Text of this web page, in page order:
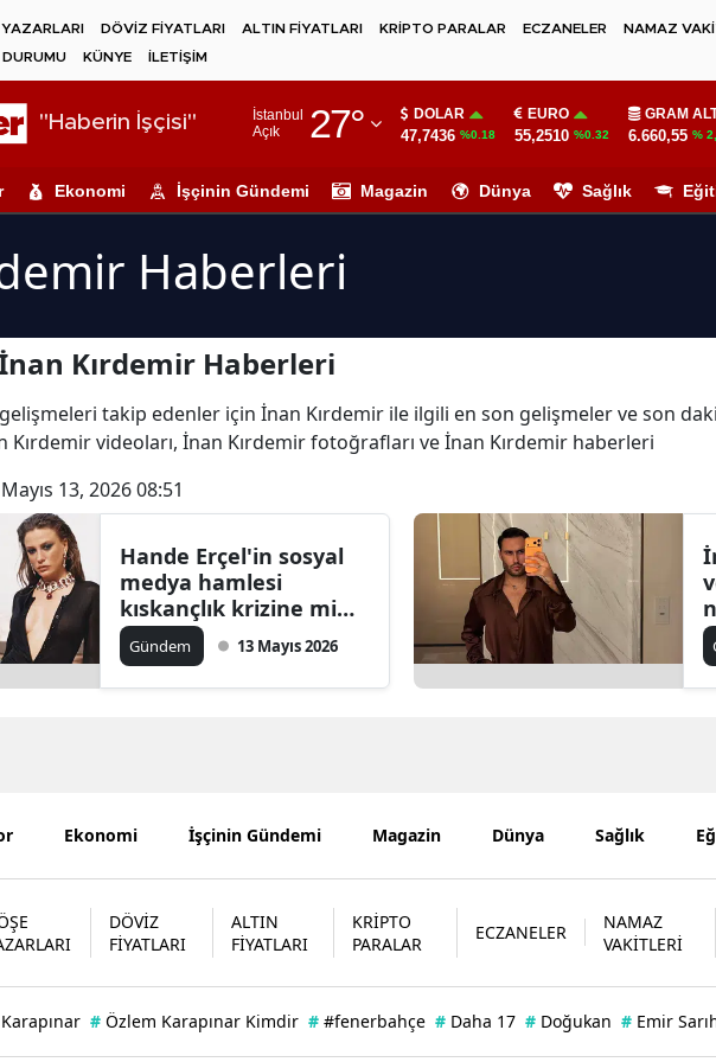
YAZARLARI DÖVİZ FİYATLARI ALTIN FİYATLARI KRİPTO PARALAR ECZANELER
NAMAZ
KÜNYE İLETİŞİM
"Haberin İşçisi"
İstanbul
Açık
27°
Adıyaman
Ağrı
Amasya
Antalya
Artvin
Balıkesir
Bilecik
Bingöl
Bitlis
Çanakkale
Çorum
Denizli
DOLAR
47,7436 %0.18
EURO
55,2510 %0.32
GRAM
6.660,55 %
Ekonomi İşçinin Gündemi Magazin Dünya Sağlık
Haberleri
Kırdemir Haberleri
takip edenler için İnan Kırdemir ile ilgili en son gelişmeler ve son
Kırdemir videoları, İnan Kırdemir fotoğrafları ve İnan Kırdemir haberleri
Mayıs 13, 2026 08:51
Hande Erçel'in sosyal
medya hamlesi
kıskançlık krizine mi
işaret ediyor?
Gündem 13 Mayıs 2026
Ekonomi İşçinin Gündemi Magazin Dünya Sağlık
DÖVİZ
FİYATLARI
ALTIN
FİYATLARI
KRİPTO
PARALAR
ECZANELER
NAMAZ
VAKİTLERİ
# Özlem Karapınar Kimdir # #fenerbahçe # Daha 17 # Doğukan # Emir